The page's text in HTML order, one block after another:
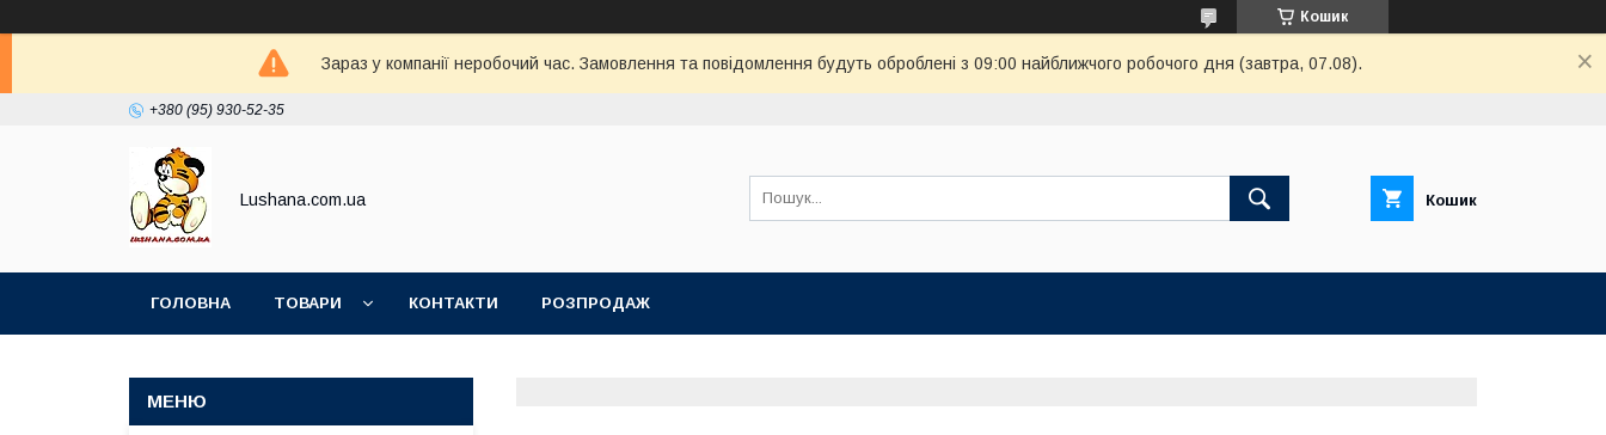
Кошик
Зараз у компанії неробочий час. Замовлення та повідомлення будуть оброблені з 09:00 найближчого робочого дня (завтра, 07.08).
+380 (95) 930-52-35
Lushana.com.ua Кошик
ГОЛОВНА ТОВАРИ КОНТАКТИ РОЗПРОДАЖ